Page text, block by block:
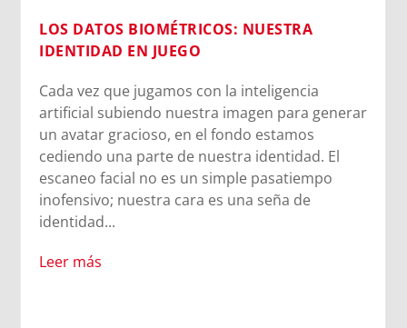
LOS DATOS BIOMÉTRICOS: NUESTRA
IDENTIDAD EN JUEGO
Cada vez que jugamos con la inteligencia
artificial subiendo nuestra imagen para generar
un avatar gracioso, en el fondo estamos
cediendo una parte de nuestra identidad. El
escaneo facial no es un simple pasatiempo
inofensivo; nuestra cara es una seña de
identidad...
Leer más